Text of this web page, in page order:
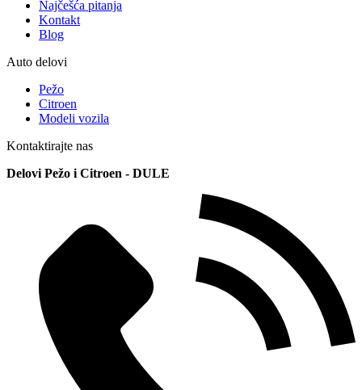
Najčešća pitanja
Kontakt
Blog
Auto delovi
Pežo
Citroen
Modeli vozila
Kontaktirajte nas
Delovi Pežo i Citroen - DULE